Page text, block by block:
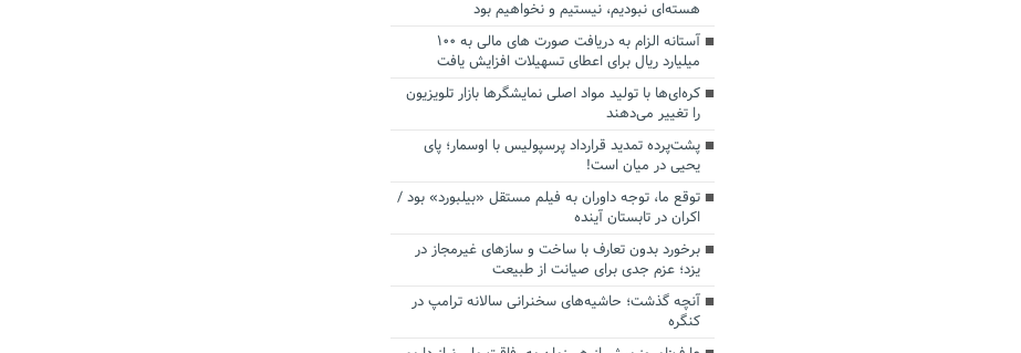
هسته‌ای نبودیم، نیستیم و نخواهیم بود
آستانه الزام به دریافت صورت های مالی به ۱۰۰
میلیارد ریال برای اعطای تسهیلات افزایش یافت
کره‌ای‌ها با تولید مواد اصلی نمایشگرها بازار تلویزیون
را تغییر می‌دهند
پشت‌پرده تمدید قرارداد پرسپولیس با اوسمار؛ پای
یحیی در میان است!
توقع ما، توجه داوران به فیلم مستقل «بیلبورد» بود /
اکران در تابستان آینده
برخورد بدون تعارف با ساخت‌ و سازهای غیرمجاز در
یزد؛ عزم جدی برای صیانت از طبیعت
آنچه گذشت؛ حاشیه‌های سخنرانی سالانه ترامپ در
کنگره